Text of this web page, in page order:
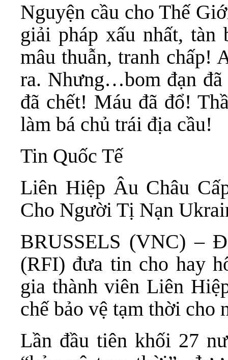
Nguyện cầu cho Thế
giải pháp xấu nhất, tàn
mâu thuẫn, tranh chấp!
ra. Nhưng…bom đạn
đã chết! Máu đã đổ!
làm bá chủ trái địa cầu!
Tin Quốc Tế
Liên Hiệp Âu Châu
Cho Người Tị Nạn
BRUSSELS (VNC) –
(RFI) đưa tin cho hay
gia thành viên Liên
chế bảo vệ tạm thời cho
Lần đầu tiên khối 27